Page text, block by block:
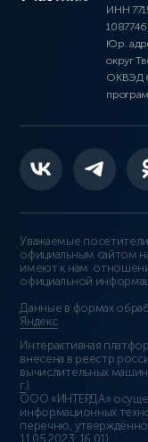
ИНН
Юр.
округ
ОКВЭД
Уважаемые посетители
официальным сайтом
имеют к нам
официальной
Данные в формах
Яндекс
Интерактивная
внесена в реестр
вычислительных машин
г.).
ООО «ИНТЕРДА»
информационных
перечню,
11.05.2023: 16.01)